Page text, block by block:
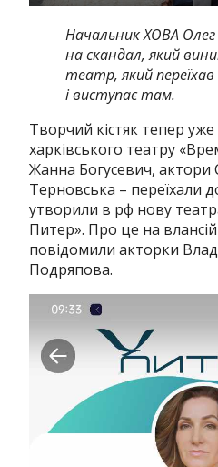
Начальник ХОВА
на скандал, який
театр, який переїхав
і виступає там.
Творчий кістяк тепер
харківського театру
Жанна Богусевич, актори
Терновська – переїхали
утворили в рф нову
Питер». Про це на
повідомили акторки
Подряпова.